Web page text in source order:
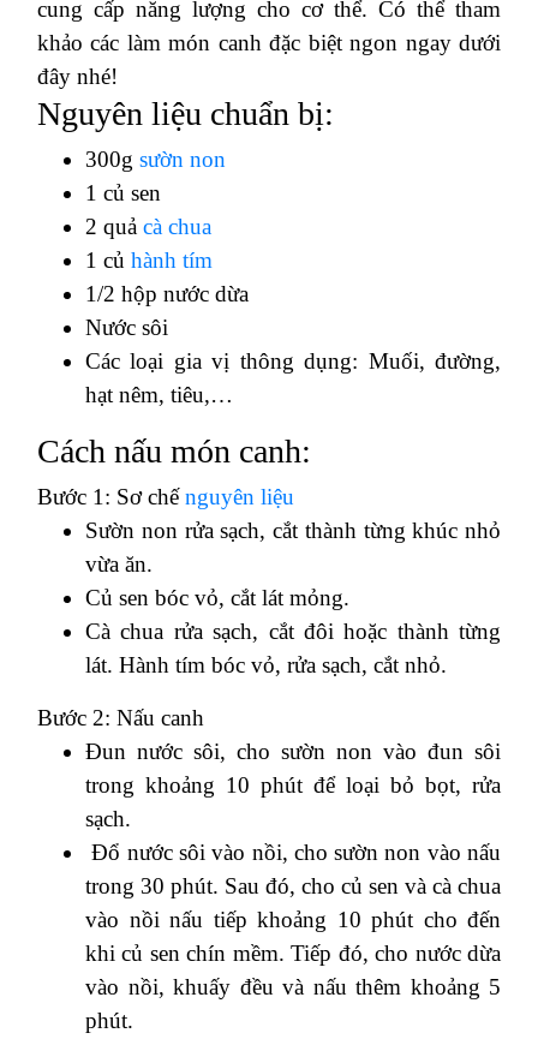
cung cấp năng lượng cho cơ thể. Có thể tham
khảo các làm món canh đặc biệt ngon ngay dưới
đây nhé!
Nguyên liệu chuẩn bị:
300g sườn non
1 củ sen
2 quả cà chua
1 củ hành tím
1/2 hộp nước dừa
Nước sôi
Các loại gia vị thông dụng: Muối, đường,
hạt nêm, tiêu,…
Cách nấu món canh:
Bước 1: Sơ chếnguyên liệu
Sườn non rửa sạch, cắt thành từng khúc nhỏ
vừa ăn.
Củ sen bóc vỏ, cắt lát mỏng.
Cà chua rửa sạch, cắt đôi hoặc thành từng
lát. Hành tím bóc vỏ, rửa sạch, cắt nhỏ.
Bước 2: Nấu canh
Đun nước sôi, cho sườn non vào đun sôi
trong khoảng 10 phút để loại bỏ bọt, rửa
sạch.
Đổ nước sôi vào nồi, cho sườn non vào nấu
trong 30 phút. Sau đó, cho củ sen và cà chua
vào nồi nấu tiếp khoảng 10 phút cho đến
khi củ sen chín mềm. Tiếp đó, cho nước dừa
vào nồi, khuấy đều và nấu thêm khoảng 5
phút.